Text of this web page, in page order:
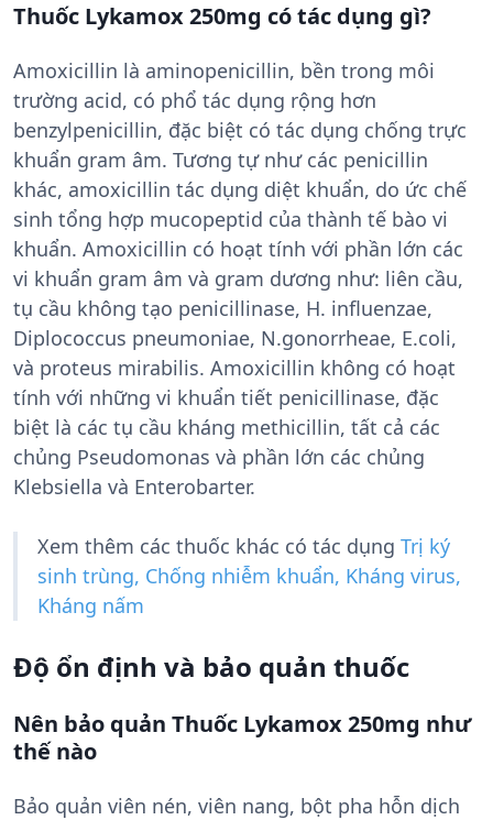
Thuốc Lykamox 250mg có tác dụng gì?
Amoxicillin là aminopenicillin, bền trong môi
trường acid, có phổ tác dụng rộng hơn
benzylpenicillin, đặc biệt có tác dụng chống trực
khuẩn gram âm. Tương tự như các penicillin
khác, amoxicillin tác dụng diệt khuẩn, do ức chế
sinh tổng hợp mucopeptid của thành tế bào vi
khuẩn. Amoxicillin có hoạt tính với phần lớn các
vi khuẩn gram âm và gram dương như: liên cầu,
tụ cầu không tạo penicillinase, H. influenzae,
Diplococcus pneumoniae, N.gonorrheae, E.coli,
và proteus mirabilis. Amoxicillin không có hoạt
tính với những vi khuẩn tiết penicillinase, đặc
biệt là các tụ cầu kháng methicillin, tất cả các
chủng Pseudomonas và phần lớn các chủng
Klebsiella và Enterobarter.
Xem thêm các thuốc khác có tác dụng Trị ký
sinh trùng, Chống nhiễm khuẩn, Kháng virus,
Kháng nấm
Độ ổn định và bảo quản thuốc
Nên bảo quản Thuốc Lykamox 250mg như
thế nào
Bảo quản viên nén, viên nang, bột pha hỗn dịch